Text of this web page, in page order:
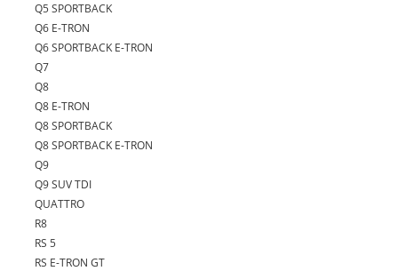
Q5 SPORTBACK
Q6 E-TRON
Q6 SPORTBACK E-TRON
Q7
Q8
Q8 E-TRON
Q8 SPORTBACK
Q8 SPORTBACK E-TRON
Q9
Q9 SUV TDI
QUATTRO
R8
RS 5
RS E-TRON GT